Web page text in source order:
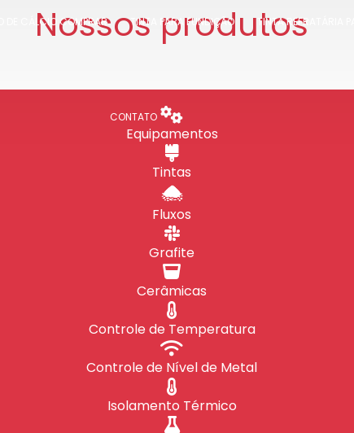
DE CÁLCIO COMPRAR TINTA PARA FUNDIÇÃO TINTA REFRATÁRIA
CONTATO
Nossos produtos
Equipamentos
Tintas
Fluxos
Grafite
Cerâmicas
Controle de Temperatura
Controle de Nível de Metal
Isolamento Térmico